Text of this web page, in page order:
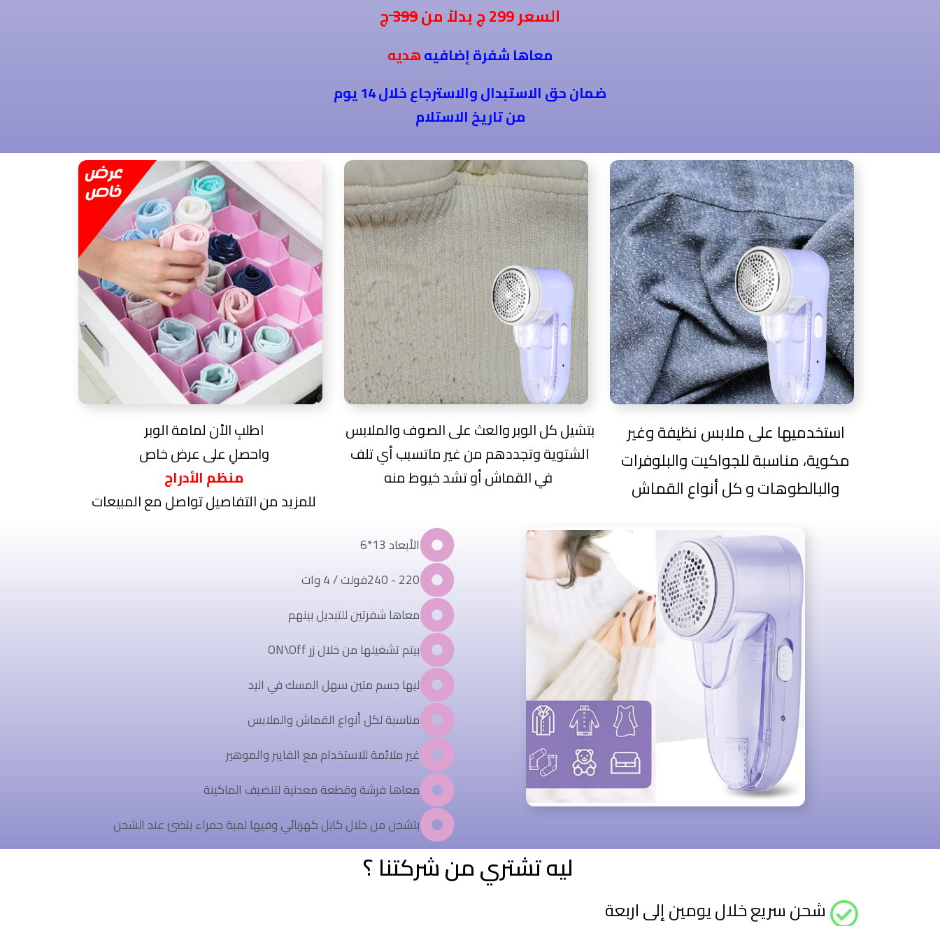
السعر 299 ج بدلاً من399
معاها شفرة إضافيههديه
ضمان حق الاستبدال والاسترجاع خلال 14 يوم
من تاريخ الاستلام
اطلبِ الأن لمامة الوبر
واحصلِ على عرض خاص
منظم الأدراج
للمزيد من التفاصيل تواصل مع المبيعات
بتشيل كل الوبر والعث على الصوف والملابس
الشتوية وتجددهم من غير ماتسبب أي تلف
استخدميها على ملابس نظيفة وغير
مكوية، مناسبة للجواكيت والبلوفرات
والبالطوهات و كل أنواع القماش
الأبعاد 13*6
220 - 240فولت / 4 وات
معاها شفرتين للتبديل بينهم
بيتم تشغيلها من خلال زر ON\Off
ليها جسم متين سهل المسك في اليد
مناسبة لكل أنواع القماش والملابس
غير ملائمة للاستخدام مع الفايبر والموهير
معاها فرشة وقطعة معدنية لتنضيف الماكينة
بتشحن من خلال كابل كهربائي وفيها لمبة حمراء بتضئ عند الشحن
شحن سريع خلال يومين إلى اربعة